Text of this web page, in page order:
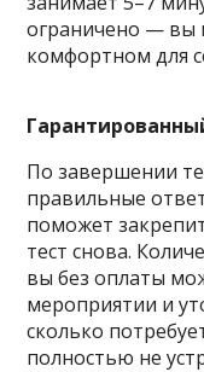
ограничено — вы
комфортном для
По завершении
правильные
поможет
тест снова.
вы без оплаты
мероприятии и
сколько
полностью не